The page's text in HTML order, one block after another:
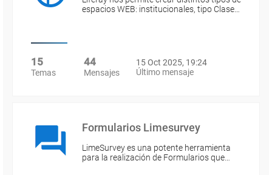
espacios WEB: institucionales, tipo Clase…
15
Temas
44
Mensajes
15 Oct 2025, 19:24
Último mensaje
Formularios Limesurvey
LimeSurvey es una potente herramienta
para la realización de Formularios que…